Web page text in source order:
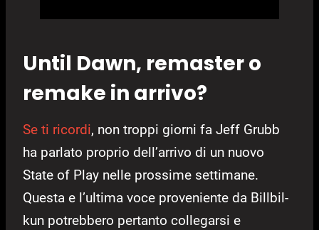
Until Dawn, remaster o
remake in arrivo?
Se ti ricordi, non troppi giorni fa Jeff Grubb
ha parlato proprio dell’arrivo di un nuovo
State of Play nelle prossime settimane.
Questa e l’ultima voce proveniente da Billbil-
kun potrebbero pertanto collegarsi e